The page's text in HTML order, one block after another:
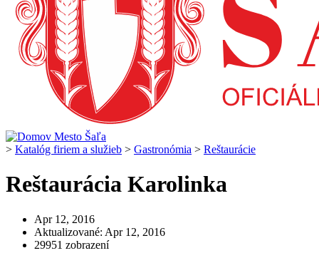
> Katalóg firiem a služieb > Gastronómia > Reštaurácie
Reštaurácia Karolinka
Apr 12, 2016
Aktualizované: Apr 12, 2016
29951 zobrazení